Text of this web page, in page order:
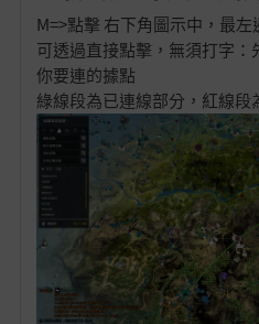
M=>點擊 右下角圖示中，最左
可透過直接點擊，無須打字
你要連的據點
綠線段為已連線部分，紅線段